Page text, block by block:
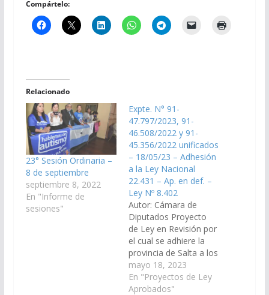
Compártelo:
Relacionado
23° Sesión Ordinaria –
8 de septiembre
septiembre 8, 2022
En "Informe de
sesiones"
Expte. N° 91-
47.797/2023, 91-
46.508/2022 y 91-
45.356/2022 unificados
– 18/05/23 – Adhesión
a la Ley Nacional
22.431 – Ap. en def. –
Ley Nº 8.402
Autor: Cámara de
Diputados Proyecto
de Ley en Revisión por
el cual se adhiere la
provincia de Salta a los
artículos 20, 21, 22 de
la Ley Nacional 22.431
de protección integral
mayo 18, 2023
En "Proyectos de Ley
Aprobados"